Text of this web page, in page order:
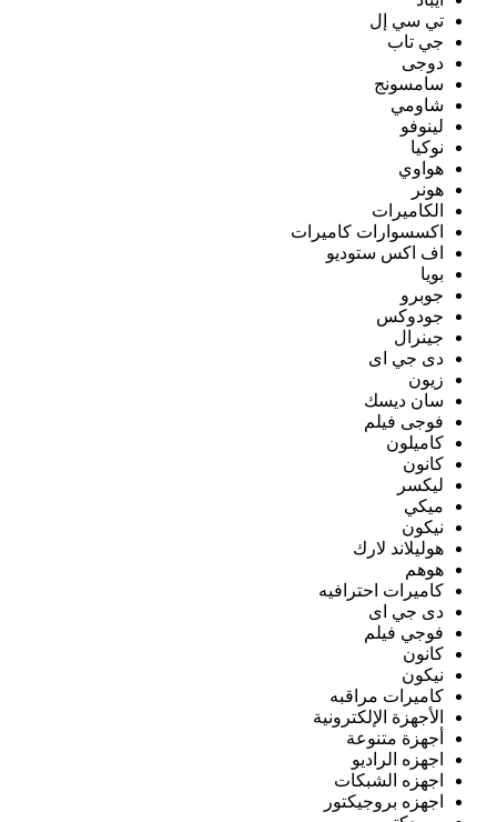
تي سي إل
جي تاب
دوجى
سامسونج
شاومي
لينوفو
نوكيا
هواوي
هونر
الكاميرات
اكسسوارات كاميرات
اف اكس ستوديو
بويا
جوبرو
جودوكس
جينرال
دى جي اى
زيون
سان ديسك
فوجى فيلم
كاميلون
كانون
ليكسر
ميكي
نيكون
هوليلاند لارك
هوهم
كاميرات احترافيه
دى جي اى
فوجي فيلم
كانون
نيكون
كاميرات مراقبه
الأجهزة الإلكترونية
أجهزة متنوعة
اجهزه الراديو
اجهزه الشبكات
اجهزه بروجيكتور